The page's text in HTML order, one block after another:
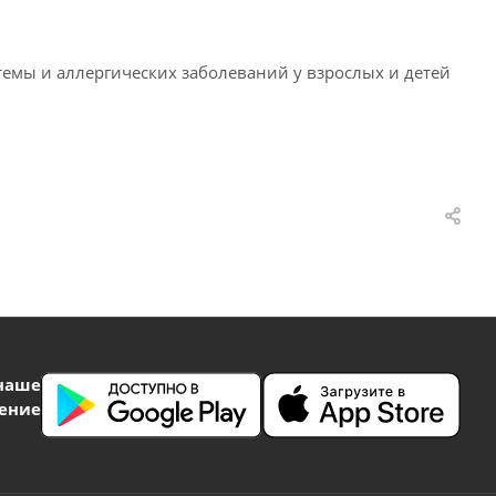
и аллергических заболеваний у взрослых и детей